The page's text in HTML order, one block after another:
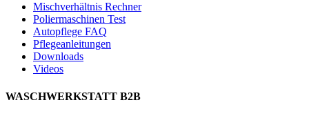
Mischverhältnis Rechner
Poliermaschinen Test
Autopflege FAQ
Pflegeanleitungen
Downloads
Videos
WASCHWERKSTATT B2B